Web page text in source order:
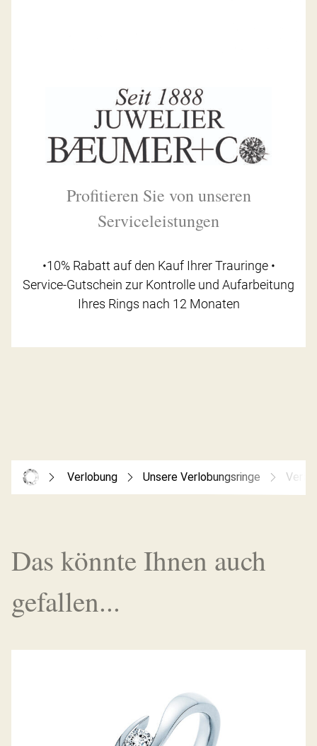
Profitieren Sie von unseren
Serviceleistungen
•10% Rabatt auf den Kauf Ihrer Trauringe •
Service-Gutschein zur Kontrolle und Aufarbeitung
Ihres Rings nach 12 Monaten
Verlobung Unsere Verlobungsringe
Das könnte Ihnen auch
gefallen...
DIAMANTRING TWIST